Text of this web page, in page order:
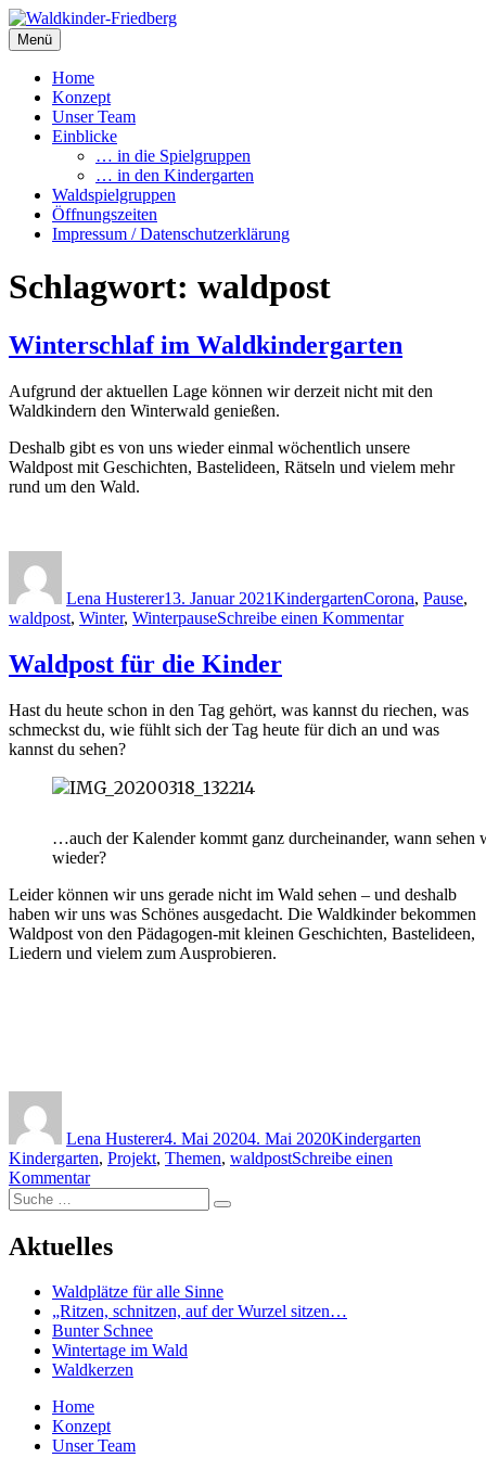
Zum
Inhalt
springen
Waldkinder-Friedberg
Internetpräsenz des Waldkindergartens Friedberg
Menü
Home
Konzept
Unser Team
Einblicke
… in die Spielgruppen
… in den Kindergarten
Waldspielgruppen
Öffnungszeiten
Impressum / Datenschutzerklärung
Schlagwort: waldpost
Winterschlaf im Waldkindergarten
Aufgrund der aktuellen Lage können wir derzeit nicht mit den
Waldkindern den Winterwald genießen.
Deshalb gibt es von uns wieder einmal wöchentlich unsere
Waldpost mit Geschichten, Bastelideen, Rätseln und vielem mehr
rund um den Wald.
Lena Husterer13. Januar 2021KindergartenCorona, Pause,
waldpost, Winter, WinterpauseSchreibe einen Kommentarzu
Waldpost für die Kinder
Hast du heute schon in den Tag gehört, was kannst du riechen, was
schmeckst du, wie fühlt sich der Tag heute für dich an und was
kannst du sehen?
…auch der Kalender kommt ganz durcheinander, wann sehen
wieder?
Leider können wir uns gerade nicht im Wald sehen – und deshalb
haben wir uns was Schönes ausgedacht. Die Waldkinder bekommen
Waldpost von den Pädagogen-mit kleinen Geschichten, Bastelideen,
Liedern und vielem zum Ausprobieren.
Lena Husterer4. Mai 20204. Mai 2020Kindergarten
Kindergarten, Projekt, Themen, waldpostSchreibe einen
Kommentarzu
für
Kinder
Suche
nach:
Suchen
Aktuelles
Waldplätze für alle Sinne
„Ritzen, schnitzen, auf der Wurzel sitzen…
Bunter Schnee
Wintertage im Wald
Waldkerzen
Home
Konzept
Unser Team